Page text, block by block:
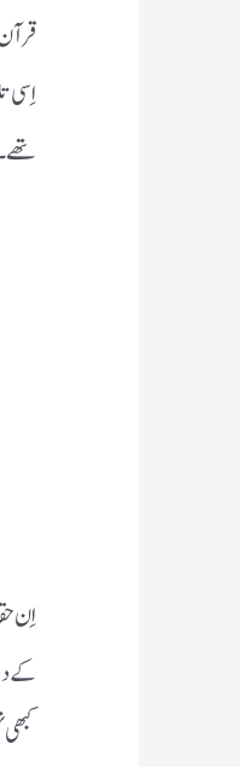
اِسی
اِن
کے